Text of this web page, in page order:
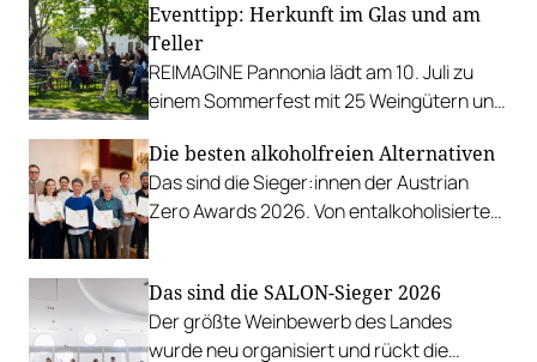
Eventtipp: Herkunft im Glas und am
Teller
REIMAGINE Pannonia lädt am 10. Juli zu
einem Sommerfest mit 25 Weingütern und
Esterhazy.
Die besten alkoholfreien Alternativen
Das sind die Sieger:innen der Austrian
Zero Awards 2026. Von entalkoholisierten
Das sind die SALON-Sieger 2026
Der größte Weinbewerb des Landes
wurde neu organisiert und rückt die